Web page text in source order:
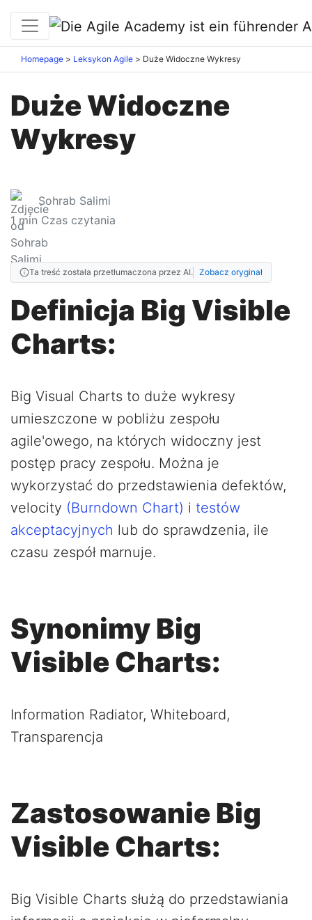
Homepage Leksykon Agile Duże Widoczne Wykresy
Duże Widoczne
Wykresy
Sohrab Salimi
1 min Czas czytania
Ta treść została przetłumaczona przez AI. Zobacz oryginał
Definicja Big Visible
Charts:
Big Visual Charts to duże wykresy
umieszczone w pobliżu zespołu
agile'owego, na których widoczny jest
postęp pracy zespołu. Można je
wykorzystać do przedstawienia defektów,
velocity (Burndown Chart) i testów
akceptacyjnych lub do sprawdzenia, ile
czasu zespół marnuje.
Synonimy Big
Visible Charts:
Information Radiator, Whiteboard,
Transparencja
Zastosowanie Big
Visible Charts:
Big Visible Charts służą do przedstawiania